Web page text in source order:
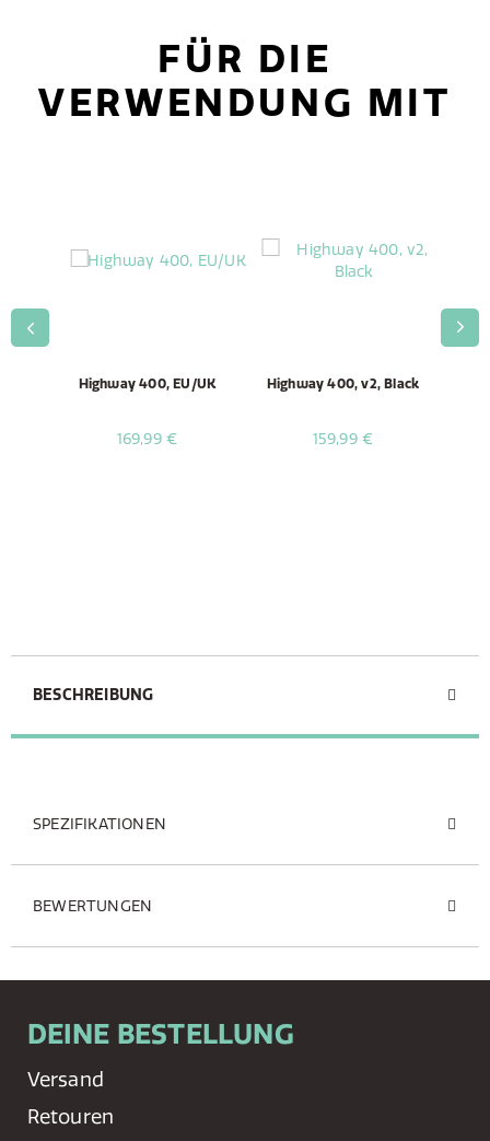
FÜR DIE
VERWENDUNG MIT
Highway 400, EU/UK
169,99 €
Highway 400, v2, Black
159,99 €
BESCHREIBUNG
SPEZIFIKATIONEN
BEWERTUNGEN
DEINE BESTELLUNG
Versand
Retouren